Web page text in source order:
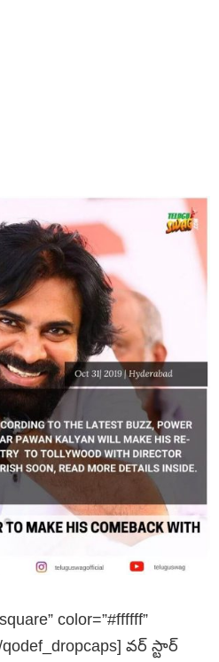
color=”#ffffff”
వర్ స్టార్